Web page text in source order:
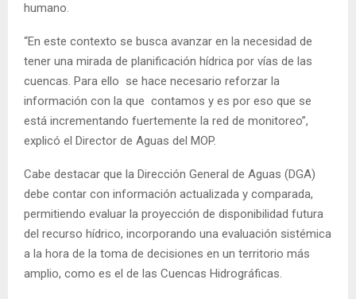
humano.
“En este contexto se busca avanzar en la necesidad de
tener una mirada de planificación hídrica por vías de las
cuencas. Para ello se hace necesario reforzar la
información con la que contamos y es por eso que se
está incrementando fuertemente la red de monitoreo”,
explicó el Director de Aguas del MOP.
Cabe destacar que la Dirección General de Aguas (DGA)
debe contar con información actualizada y comparada,
permitiendo evaluar la proyección de disponibilidad futura
del recurso hídrico, incorporando una evaluación sistémica
a la hora de la toma de decisiones en un territorio más
amplio, como es el de las Cuencas Hidrográficas.